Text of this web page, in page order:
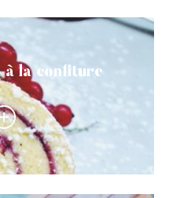
la confiture